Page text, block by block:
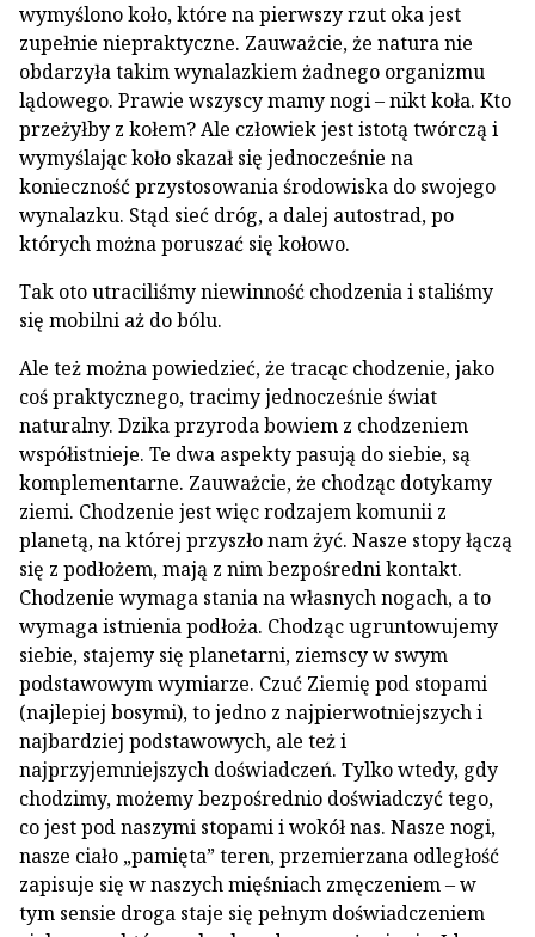
wymyślono koło, które na pierwszy rzut oka jest
zupełnie niepraktyczne. Zauważcie, że natura nie
obdarzyła takim wynalazkiem żadnego organizmu
lądowego. Prawie wszyscy mamy nogi – nikt koła. Kto
przeżyłby z kołem? Ale człowiek jest istotą twórczą i
wymyślając koło skazał się jednocześnie na
konieczność przystosowania środowiska do swojego
wynalazku. Stąd sieć dróg, a dalej autostrad, po
których można poruszać się kołowo.
Tak oto utraciliśmy niewinność chodzenia i staliśmy
się mobilni aż do bólu.
Ale też można powiedzieć, że tracąc chodzenie, jako
coś praktycznego, tracimy jednocześnie świat
naturalny. Dzika przyroda bowiem z chodzeniem
współistnieje. Te dwa aspekty pasują do siebie, są
komplementarne. Zauważcie, że chodząc dotykamy
ziemi. Chodzenie jest więc rodzajem komunii z
planetą, na której przyszło nam żyć. Nasze stopy łączą
się z podłożem, mają z nim bezpośredni kontakt.
Chodzenie wymaga stania na własnych nogach, a to
wymaga istnienia podłoża. Chodząc ugruntowujemy
siebie, stajemy się planetarni, ziemscy w swym
podstawowym wymiarze. Czuć Ziemię pod stopami
(najlepiej bosymi), to jedno z najpierwotniejszych i
najbardziej podstawowych, ale też i
najprzyjemniejszych doświadczeń. Tylko wtedy, gdy
chodzimy, możemy bezpośrednio doświadczyć tego,
co jest pod naszymi stopami i wokół nas. Nasze nogi,
nasze ciało „pamięta” teren, przemierzana odległość
zapisuje się w naszych mięśniach zmęczeniem – w
tym sensie droga staje się pełnym doświadczeniem